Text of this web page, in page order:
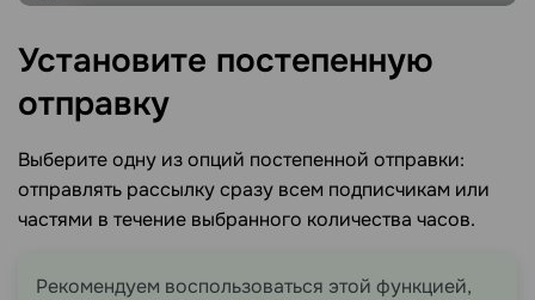
Установите постепенную
отправку
Выберите одну из опций постепенной отправки:
отправлять рассылку сразу всем подписчикам или
частями в течение выбранного количества часов.
Рекомендуем воспользоваться этой функцией,